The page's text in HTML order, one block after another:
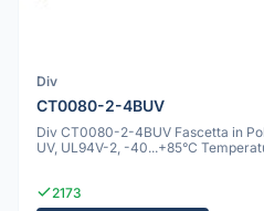
Div
CT0080-2-4BUV
Div CT0080-2-4BUV Fascetta in
UV, UL94V-2, -40...+85°C
2173